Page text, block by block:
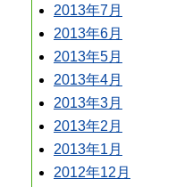
2013年7月
2013年6月
2013年5月
2013年4月
2013年3月
2013年2月
2013年1月
2012年12月